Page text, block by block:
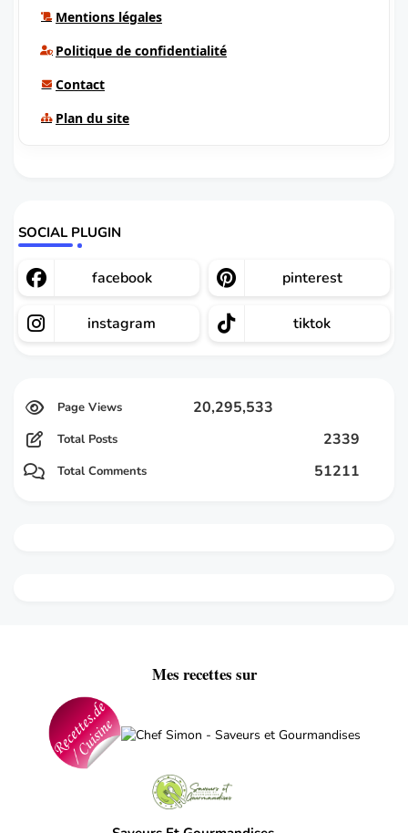
Mentions légales
Politique de confidentialité
Contact
Plan du site
SOCIAL PLUGIN
facebook pinterest
instagram tiktok
20,295,533
Total Posts 2339
Total Comments 51211
Mes recettes sur